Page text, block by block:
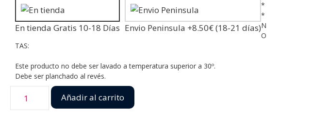
En tienda Gratis 10-18 Días Envio Peninsula +8.50€ (18-21 días)
*
*
N
O
TAS:
Este producto no debe ser lavado a temperatura superior a 30º.
Debe ser planchado al revés.
Añadir al carrito